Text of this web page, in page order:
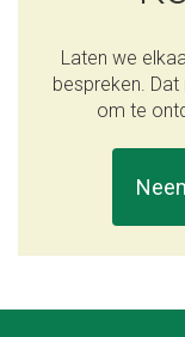
Laten we
bespreken.
om te